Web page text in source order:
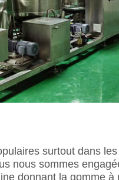
surtout dans
nous sommes
donnant la gomme à